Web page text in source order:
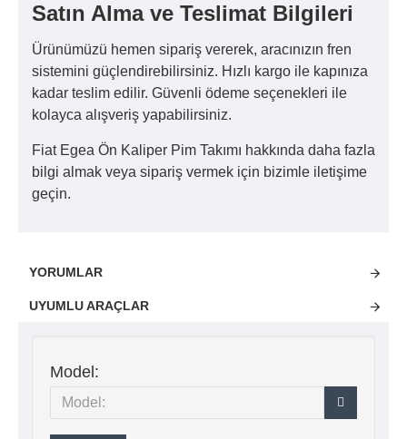
Satın Alma ve Teslimat Bilgileri
Ürünümüzü hemen sipariş vererek, aracınızın fren
sistemini güçlendirebilirsiniz. Hızlı kargo ile kapınıza
kadar teslim edilir. Güvenli ödeme seçenekleri ile
kolayca alışveriş yapabilirsiniz.
Fiat Egea Ön Kaliper Pim Takımı hakkında daha fazla
bilgi almak veya sipariş vermek için bizimle iletişime
geçin.
YORUMLAR
UYUMLU ARAÇLAR
Model: